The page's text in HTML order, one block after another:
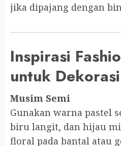
jika dipajang dengan
Inspirasi
untuk Dekorasi
Musim Semi
Gunakan warna pastel
biru langit, dan hijau
floral pada bantal atau